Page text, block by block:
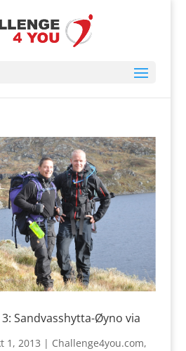
Sandvasshytta-Øyno via
1, 2013 | Challenge4you.com,